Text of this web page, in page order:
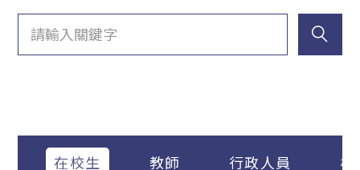
在校生 教師 行政人員 校